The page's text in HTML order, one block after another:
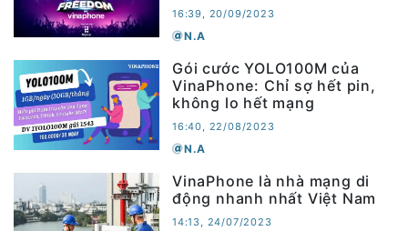
16:39, 20/09/2023
N.A
Gói cước YOLO100M của
VinaPhone: Chỉ sợ hết pin,
không lo hết mạng
16:40, 22/08/2023
N.A
VinaPhone là nhà mạng di
động nhanh nhất Việt Nam
14:13, 24/07/2023